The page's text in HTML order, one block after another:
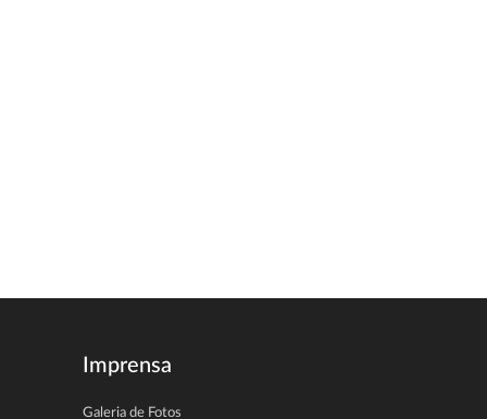
Imprensa
Galeria de Fotos